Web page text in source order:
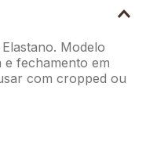
Modelo
fechamento em
com cropped ou